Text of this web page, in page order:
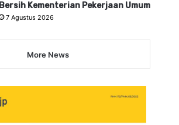
Bersih Kementerian Pekerjaan Umum
7 Agustus 2026
More News